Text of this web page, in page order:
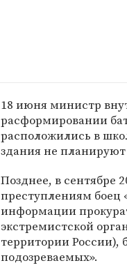
18 июня министр
расформировании
расположились в
здания не планируют
Позднее, в сентябре
преступлениям боец
информации
экстремистской
территории
подозреваемых».